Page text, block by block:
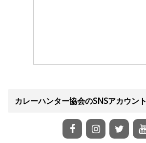
カレーハンター協会のSNSアカウント